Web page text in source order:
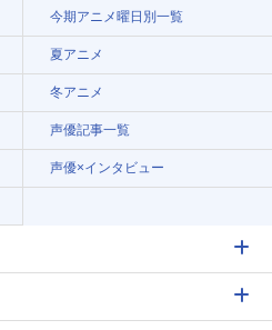
今期アニメ曜日別一覧
夏アニメ
冬アニメ
声優記事一覧
声優×インタビュー